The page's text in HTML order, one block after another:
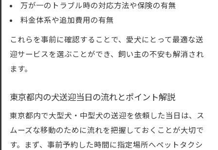
万が一のトラブル時の対応方法や保険の有無
料金体系や追加費用の有無
これらを事前に確認することで、愛犬にとって最適な送
迎サービスを選ぶことができ、飼い主の不安も解消され
ます。
東京都内の犬送迎当日の流れとポイント解説
東京都内で大型犬・中型犬の送迎を依頼した当日は、ス
ムーズな移動のために流れを把握しておくことが大切で
す。まず、事前予約した時間に指定場所へペットタクシ